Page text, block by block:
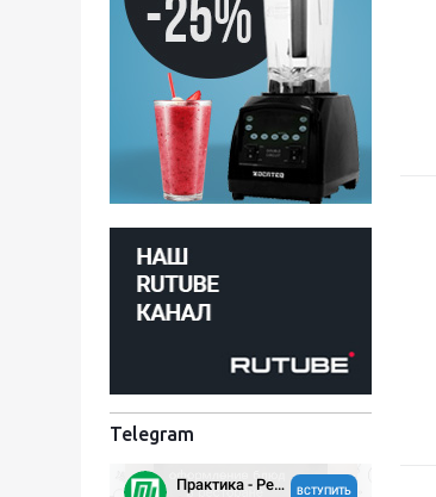
Telegram